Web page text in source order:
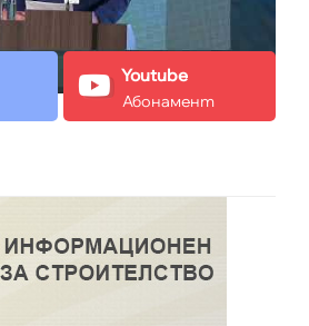
Youtube
Абонамент